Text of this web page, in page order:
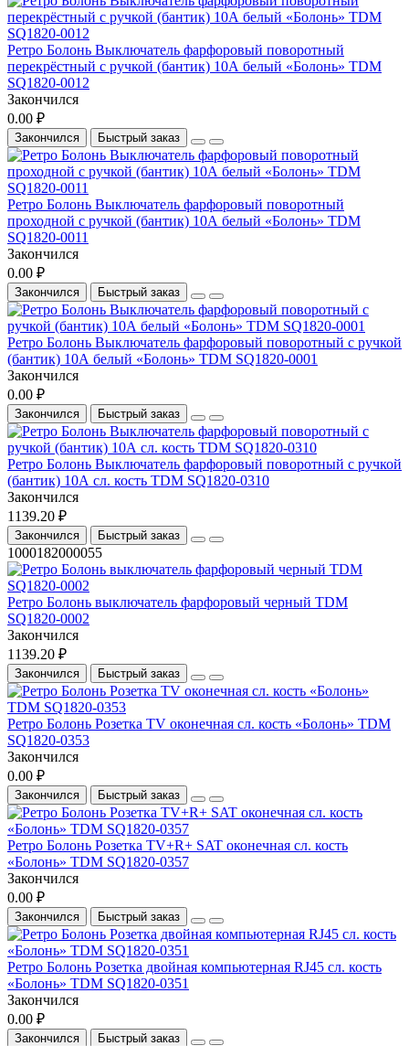
Ретро Болонь Выключатель фарфоровый поворотный
перекрёстный с ручкой (бантик) 10А белый «Болонь» TDM
SQ1820-0012
Закончился
0.00 ₽
Закончился Быстрый заказ
Ретро Болонь Выключатель фарфоровый поворотный
проходной с ручкой (бантик) 10А белый «Болонь» TDM
SQ1820-0011
Закончился
0.00 ₽
Закончился Быстрый заказ
Ретро Болонь Выключатель фарфоровый поворотный с ручкой
(бантик) 10А белый «Болонь» TDM SQ1820-0001
Закончился
0.00 ₽
Закончился Быстрый заказ
Ретро Болонь Выключатель фарфоровый поворотный с ручкой
(бантик) 10А сл. кость TDM SQ1820-0310
Закончился
1139.20 ₽
Закончился Быстрый заказ
1000182000055
Ретро Болонь выключатель фарфоровый черный TDM
SQ1820-0002
Закончился
1139.20 ₽
Закончился Быстрый заказ
Ретро Болонь Розетка TV оконечная сл. кость «Болонь» TDM
SQ1820-0353
Закончился
0.00 ₽
Закончился Быстрый заказ
Ретро Болонь Розетка TV+R+ SAT оконечная сл. кость
«Болонь» TDM SQ1820-0357
Закончился
0.00 ₽
Закончился Быстрый заказ
Ретро Болонь Розетка двойная компьютерная RJ45 сл. кость
«Болонь» TDM SQ1820-0351
Закончился
0.00 ₽
Закончился Быстрый заказ